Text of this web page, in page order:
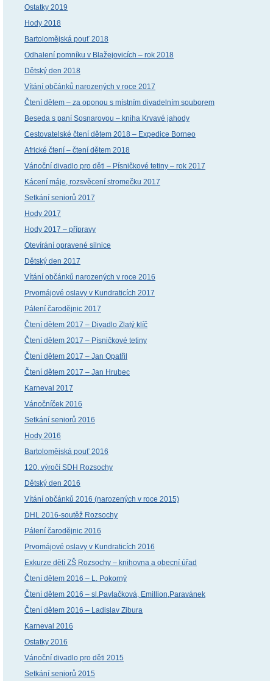
Ostatky 2019
Hody 2018
Bartolomějská pouť 2018
Odhalení pomníku v Blažejovicích – rok 2018
Dětský den 2018
Vítání občánků narozených v roce 2017
Čtení dětem – za oponou s místním divadelním souborem
Beseda s paní Sosnarovou – kniha Krvavé jahody
Cestovatelské čtení dětem 2018 – Expedice Borneo
Africké čtení – čtení dětem 2018
Vánoční divadlo pro děti – Písničkové tetiny – rok 2017
Kácení máje, rozsvěcení stromečku 2017
Setkání seniorů 2017
Hody 2017
Hody 2017 – přípravy
Otevírání opravené silnice
Dětský den 2017
Vítání občánků narozených v roce 2016
Prvomájové oslavy v Kundraticích 2017
Pálení čarodějnic 2017
Čtení dětem 2017 – Divadlo Zlatý klíč
Čtení dětem 2017 – Písničkové tetiny
Čtení dětem 2017 – Jan Opatřil
Čtení dětem 2017 – Jan Hrubec
Karneval 2017
Vánočníček 2016
Setkání seniorů 2016
Hody 2016
Bartolomějská pouť 2016
120. výročí SDH Rozsochy
Dětský den 2016
Vítání občánků 2016 (narozených v roce 2015)
DHL 2016-soutěž Rozsochy
Pálení čarodějnic 2016
Prvomájové oslavy v Kundraticích 2016
Exkurze dětí ZŠ Rozsochy – knihovna a obecní úřad
Čtení dětem 2016 – L. Pokorný
Čtení dětem 2016 – sl.Pavlačková, Emillion,Paravánek
Čtení dětem 2016 – Ladislav Zibura
Karneval 2016
Ostatky 2016
Vánoční divadlo pro děti 2015
Setkání seniorů 2015